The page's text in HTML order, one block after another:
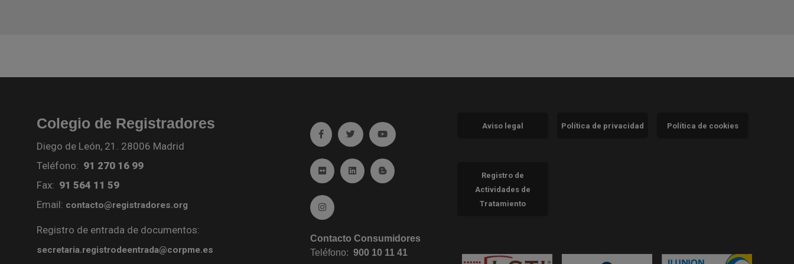
Colegio de Registradores
Diego de León, 21. 28006 Madrid
Teléfono: 91 270 16 99
Fax: 91 564 11 59
Email: contacto@registradores.org
Registro de entrada de documentos:
secretaria.registrodeentrada@corpme.es
Ir a facebook (abre en ventana nueva)
Ir a twitter (abre en ventana nueva)
Ir a YouTube (abre en ventana nueva)
Ir a Flickr (abre en ventana nueva)
Ir a Linkedin (abre en ventana nueva)
Ir al Blog (abre en ventana nueva)
Ir a Instagram (abre en ventana nueva)
Contacto Consumidores
Teléfono:900 10 11 41
Aviso legal Política de privacidad Política de cookies
Registro de
Actividades de
Tratamiento